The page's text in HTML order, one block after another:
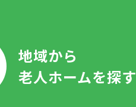
地域から
老人ホームを探す